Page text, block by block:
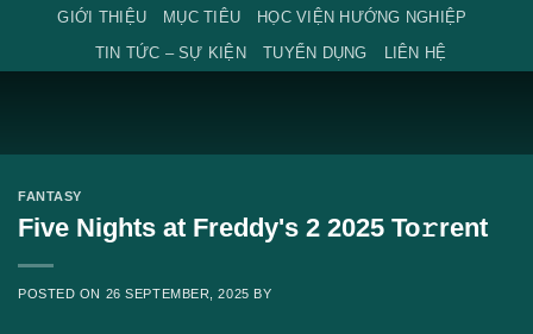
content
GIỚI THIỆU MỤC TIÊU
HỌC VIỆN HƯỚNG NGHIỆP
TIN TỨC – SỰ KIỆN
TUYỂN DỤNG LIÊN HỆ
FANTASY
Five Nights at Freddy's 2 2025 To𝚛rent
POSTED ON 26 SEPTEMBER, 2025 BY